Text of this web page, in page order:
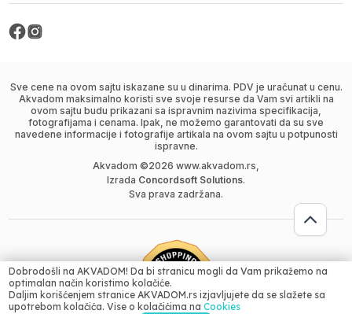
4700.00RSD
4290.00RSD Dodaj u korpu
Sve cene na ovom sajtu iskazane su u dinarima. PDV je uračunat u cenu.
Akvadom maksimalno koristi sve svoje resurse da Vam svi artikli na
ovom sajtu budu prikazani sa ispravnim nazivima specifikacija,
fotografijama i cenama. Ipak, ne možemo garantovati da su sve
navedene informacije i fotografije artikala na ovom sajtu u potpunosti
ispravne.
Akvadom ©2026 www.akvadom.rs,
Izrada Concordsoft Solutions.
Sva prava zadržana.
Dobrodošli na AKVADOM! Da bi stranicu mogli da Vam prikažemo na
optimalan način koristimo kolačiće.
Daljim korišćenjem stranice AKVADOM.rs izjavljujete da se slažete sa
upotrebom kolačića. Vise o kolačićima naCookies